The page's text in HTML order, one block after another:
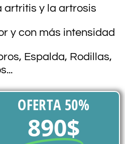
artritis y la artrosis
y con más intensidad
Espalda, Rodillas,
OFERTA 50%
890$